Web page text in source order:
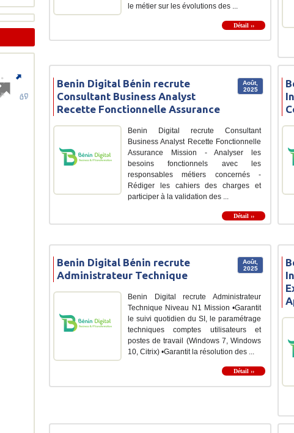
le métier sur les évolutions des ...
Détail ››
Août,
2025
Benin Digital Bénin recrute
Consultant Business Analyst
Recette Fonctionnelle Assurance
Benin Digital recrute Consultant
Business Analyst Recette Fonctionnelle
Assurance Mission - Analyser les
besoins fonctionnels avec les
responsables métiers concernés -
Rédiger les cahiers des charges et
participer à la validation des ...
Détail ››
Août,
2025
Benin Digital Bénin recrute
Administrateur Technique
Benin Digital recrute Administrateur
Technique Niveau N1 Mission •Garantit
le suivi quotidien du SI, le paramétrage
techniques comptes utilisateurs et
postes de travail (Windows 7, Windows
10, Citrix) •Garantit la résolution des ...
Détail ››